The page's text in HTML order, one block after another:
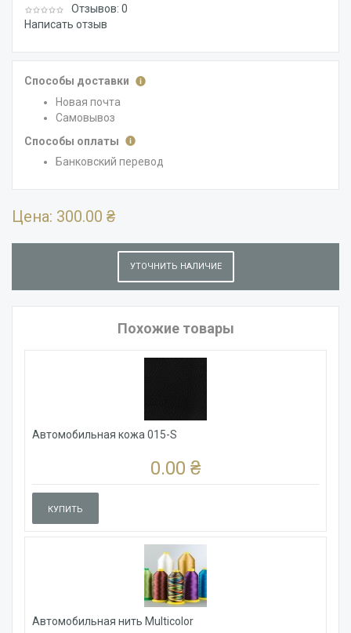
Отзывов: 0
Написать отзыв
Способы доставки
Новая почта
Самовывоз
Способы оплаты
Банковский перевод
Цена: 300.00 ₴
УТОЧНИТЬ НАЛИЧИЕ
Похожие товары
Автомобильная кожа 015-S
0.00 ₴
КУПИТЬ
Автомобильная нить Multicolor